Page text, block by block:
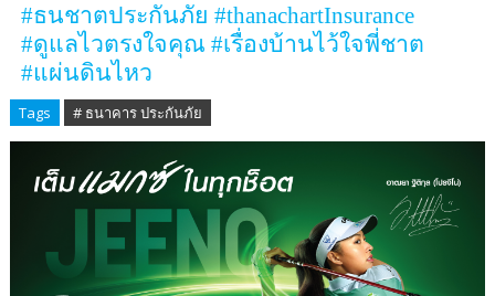
#ธนชาตประกันภัย #thanachartInsurance
#ดูแลไวตรงใจคุณ #เรื่องบ้านไว้ใจพี่ชาต
#แผ่นดินไหว
Tags # ธนาคาร ประกันภัย